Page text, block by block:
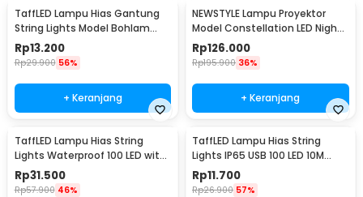
TaffLED Lampu Hias Gantung
String Lights Model Bohlam
Mini Waterproof 3M - ZYD0931
Rp13.200
Rp29.900 56%
+ Keranjang
NEWSTYLE Lampu Proyektor
Model Constellation LED Night
Light 3W 5V - NL-USB
Rp126.000
Rp195.900 36%
+ Keranjang
TaffLED Lampu Hias String
Lights Waterproof 100 LED with
Solar Panel - M071
Rp31.500
Rp57.900 46%
TaffLED Lampu Hias String
Lights IP65 USB 100 LED 10M
Warm White - TDC-01
Rp11.700
Rp26.900 57%